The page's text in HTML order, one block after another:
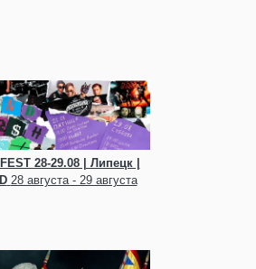
28-29.08 | Липецк |
28 августа - 29 августа